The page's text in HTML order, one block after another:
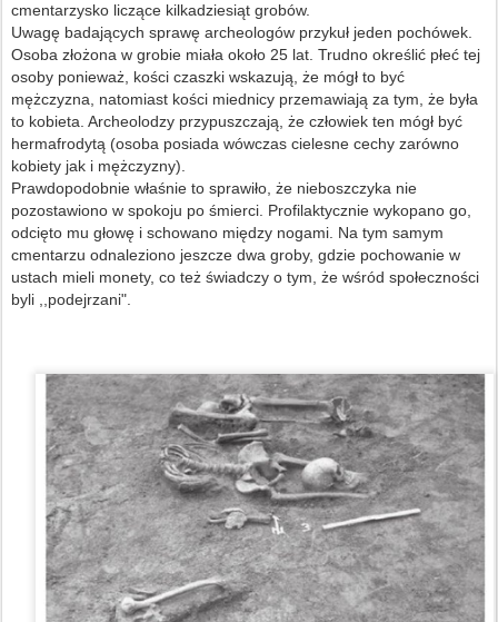
cmentarzysko liczące kilkadziesiąt grobów.
Uwagę badających sprawę archeologów przykuł jeden pochówek.
Osoba złożona w grobie miała około 25 lat. Trudno określić płeć tej
osoby ponieważ, kości czaszki wskazują, że mógł to być
mężczyzna, natomiast kości miednicy przemawiają za tym, że była
to kobieta. Archeolodzy przypuszczają, że człowiek ten mógł być
hermafrodytą (osoba posiada wówczas cielesne cechy zarówno
kobiety jak i mężczyzny).
Prawdopodobnie właśnie to sprawiło, że nieboszczyka nie
pozostawiono w spokoju po śmierci. Profilaktycznie wykopano go,
odcięto mu głowę i schowano między nogami. Na tym samym
cmentarzu odnaleziono jeszcze dwa groby, gdzie pochowanie w
ustach mieli monety, co też świadczy o tym, że wśród społeczności
byli ,,podejrzani".